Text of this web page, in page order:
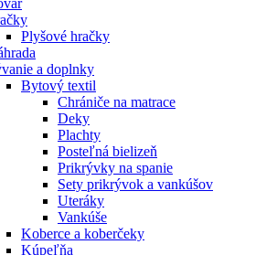
Plyšové hračky
a doplnky
Bytový textil
Chrániče na matrace
Deky
Plachty
Posteľná bielizeň
Prikrývky na spanie
Sety prikrývok a vankúšov
Uteráky
Vankúše
Koberce a koberčeky
Kúpeľňa